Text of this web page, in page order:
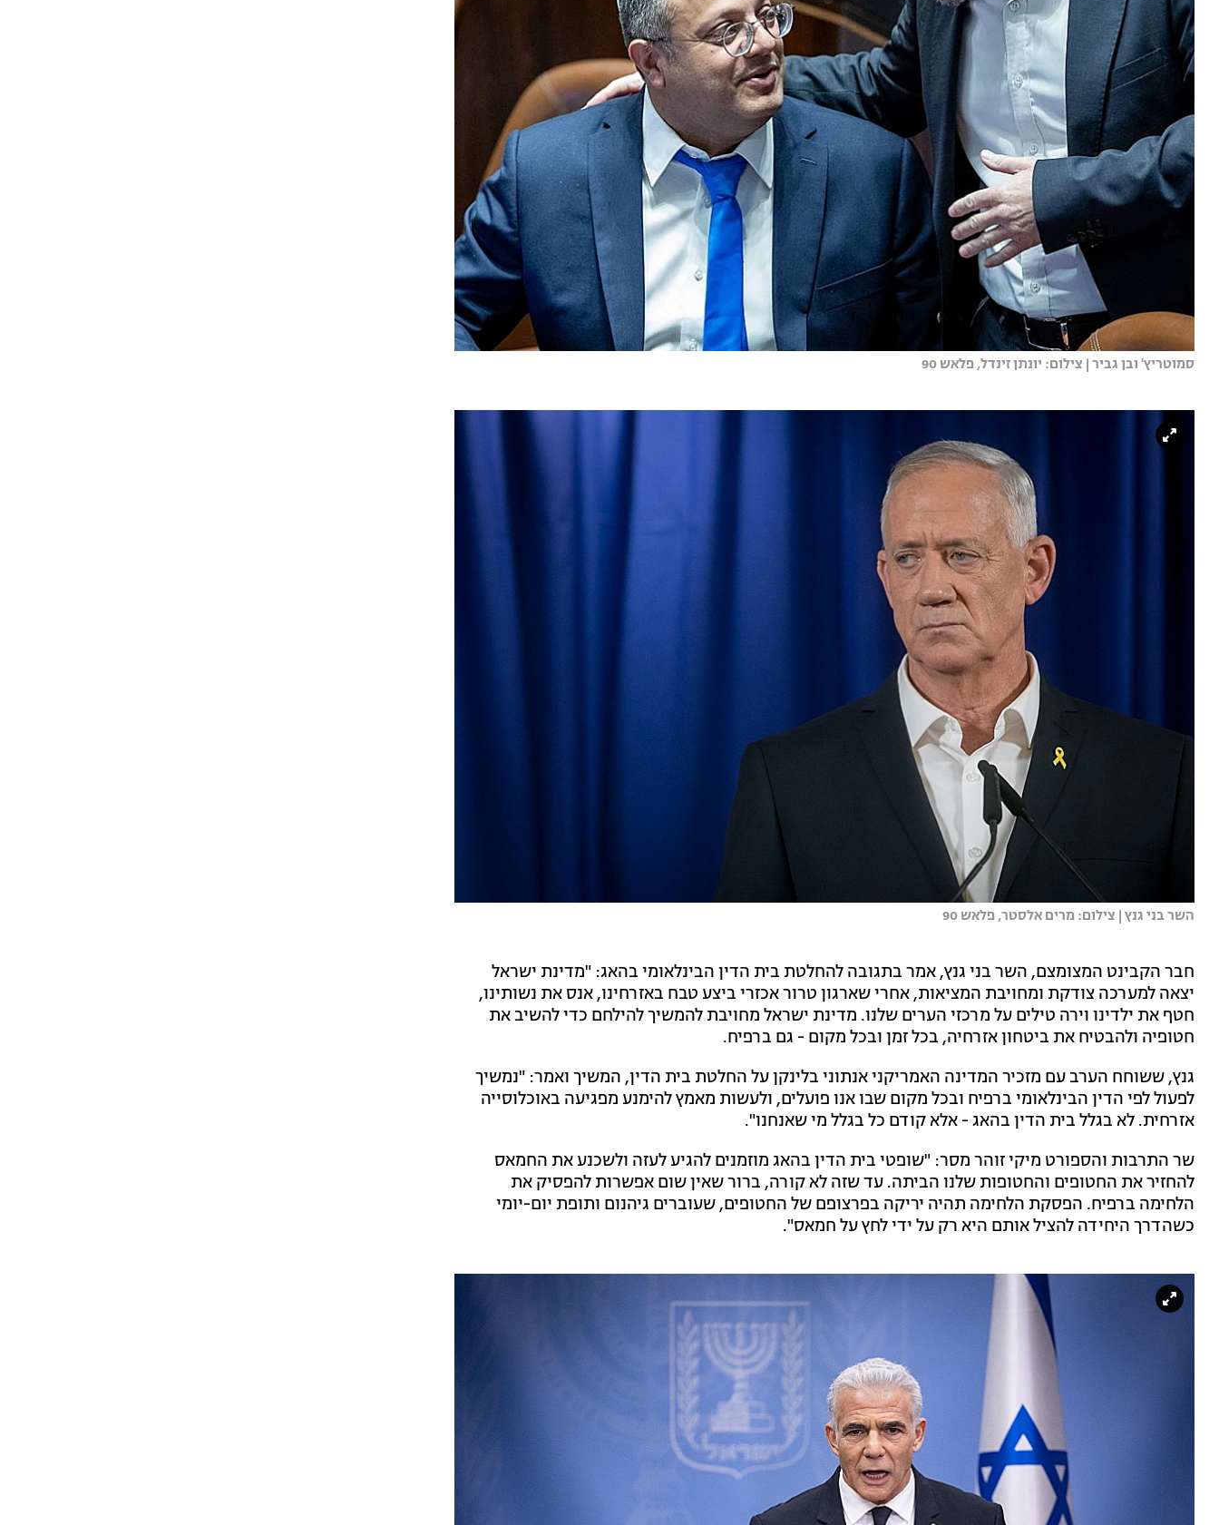
סמוטריץ' ובן גביר | צילום: יונתן זינדל, פלאש 90
השר בני גנץ | צילום: מרים אלסטר, פלאש 90
חבר הקבינט המצומצם, השר בני גנץ, אמר בתגובה להחלטת בית הדין הבינלאומי בהאג: "מדינת ישראל
יצאה למערכה צודקת ומחויבת המציאות, אחרי שארגון טרור אכזרי ביצע טבח באזרחינו, אנס את נשותינו,
חטף את ילדינו וירה טילים על מרכזי הערים שלנו. מדינת ישראל מחויבת להמשיך להילחם כדי להשיב את
חטופיה ולהבטיח את ביטחון אזרחיה, בכל זמן ובכל מקום - גם ברפיח.
גנץ, ששוחח הערב עם מזכיר המדינה האמריקני אנתוני בלינקן על החלטת בית הדין, המשיך ואמר: "נמשיך
לפעול לפי הדין הבינלאומי ברפיח ובכל מקום שבו אנו פועלים, ולעשות מאמץ להימנע מפגיעה באוכלוסייה
אזרחית. לא בגלל בית הדין בהאג - אלא קודם כל בגלל מי שאנחנו".
שר התרבות והספורט מיקי זוהר מסר: "שופטי בית הדין בהאג מוזמנים להגיע לעזה ולשכנע את החמאס
להחזיר את החטופים והחטופות שלנו הביתה. ‏עד שזה לא קורה, ברור שאין שום אפשרות להפסיק את
הלחימה ברפיח. הפסקת הלחימה תהיה יריקה בפרצופם של החטופים, שעוברים גיהנום ותופת יום-יומי
כשהדרך היחידה להציל אותם היא רק על ידי לחץ על חמאס".